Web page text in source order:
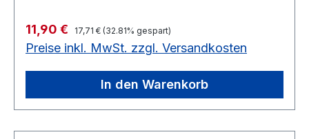
Verkaufspreis:
11,90 € Regulärer Preis:
17,71 € (32.81% gespart)
Preise inkl. MwSt. zzgl. Versandkosten
In den Warenkorb